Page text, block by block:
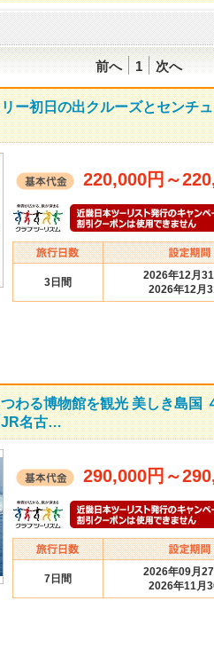
前へ 1 次へ
ー初日の出クルーズとセンチ
220,000円 ～
3日間
2026年12月
2026年12月
わる博物館を観光 美しき島国
JR名古…
290,000円 ～
7日間
2026年09月
2026年11月